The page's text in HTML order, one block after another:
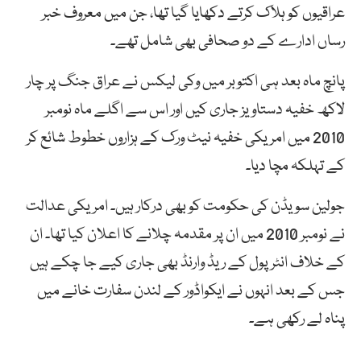
عراقیوں کو ہلاک کرتے دکھایا گیا تھا، جن میں معروف خبر
رساں ادارے کے دو صحافی بھی شامل تھے۔
پانچ ماہ بعد ہی اکتوبر میں وکی لیکس نے عراق جنگ پر چار
لاکھ خفیہ دستاویز جاری کیں اور اس سے اگلے ماہ نومبر
2010 میں امریکی خفیہ نیٹ ورک کے ہزاروں خطوط شائع کر
کے تہلکہ مچا دیا۔
جولین سویڈن کی حکومت کو بھی درکار ہیں۔ امریکی عدالت
نے نومبر 2010 میں ان پر مقدمہ چلانے کا اعلان کیا تھا۔ ان
کے خلاف انٹرپول کے ریڈ وارنڈ بھی جاری کیے جا چکے ہیں
جس کے بعد انہوں نے ایکواڈور کے لندن سفارت خانے میں
پناہ لے رکھی ہے۔